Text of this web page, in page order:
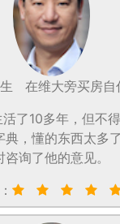
在维大旁买房自
了10多年，但不
典，懂的东西太多
咨询了他的意见。